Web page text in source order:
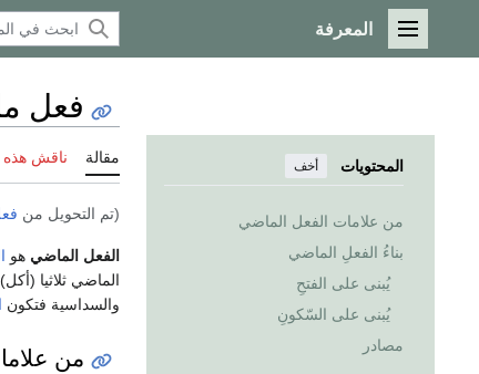
القائمة الرئيسية
المعرفة
المحتويات أخف
من علامات الفعل الماضي
بناءُ الفعلِ الماضي
يُبنى على الفتحِ
يُبنى على السّكونِ
مصادر
فعل
مقالة ناقش هذه
(تم التحويل من
الفعل الماضي هو
الماضي ثلاثيا
والسداسية فتكون
من